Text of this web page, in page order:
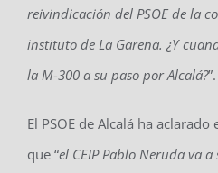
reivindicación del PSOE de la
instituto de La Garena. ¿Y
la M-300 a su paso por Alcalá?”.
El PSOE de Alcalá ha
que “el CEIP Pablo Neruda va